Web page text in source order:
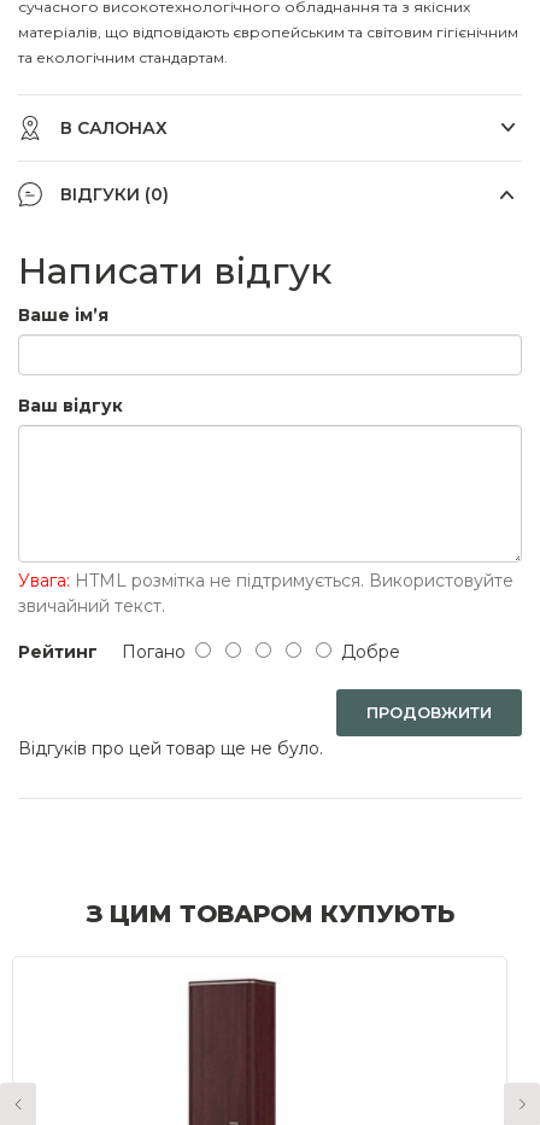
сучасного високотехнологічного обладнання та з якісних
матеріалів, що відповідають європейським та світовим гігієнічним
та екологічним стандартам.
В САЛОНАХ
ВІДГУКИ (0)
Написати відгук
Ваше ім’я
Ваш відгук
Увага: HTML розмітка не підтримується. Використовуйте
звичайний текст.
Рейтинг Погано Добре
ПРОДОВЖИТИ
Відгуків про цей товар ще не було.
З ЦИМ ТОВАРОМ КУПУЮТЬ